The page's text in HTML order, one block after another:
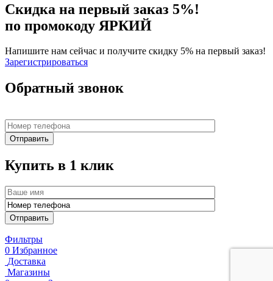
Скидка на первый заказ 5%!
по промокоду ЯРКИЙ
Напишите нам сейчас и получите скидку 5% на первый заказ!
Зарегистрироваться
Обратный звонок
Купить в 1 клик
Фильтры
0 Избранное
Доставка
Магазины